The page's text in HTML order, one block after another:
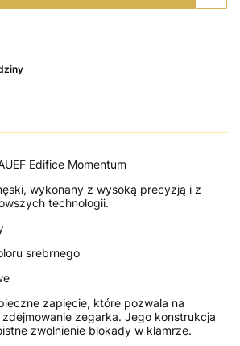
Edifice Momentum
wykonany z wysoką precyzją i z
technologii.
srebrnego
zapięcie, które pozwala na
zdejmowanie zegarka. Jego konstrukcja
zwolnienie blokady w klamrze.